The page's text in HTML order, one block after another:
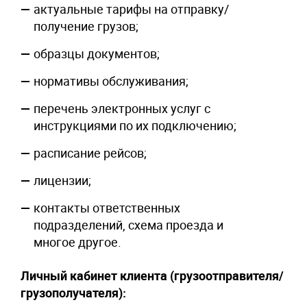
актуальные тарифы на отправку/
получение грузов;
образцы документов;
нормативы обслуживания;
перечень электронных услуг с
инструкциями по их подключению;
расписание рейсов;
лицензии;
контакты ответственных
подразделений, схема проезда и
многое другое.
Личный кабинет клиента (грузоотправителя/
грузополучателя):